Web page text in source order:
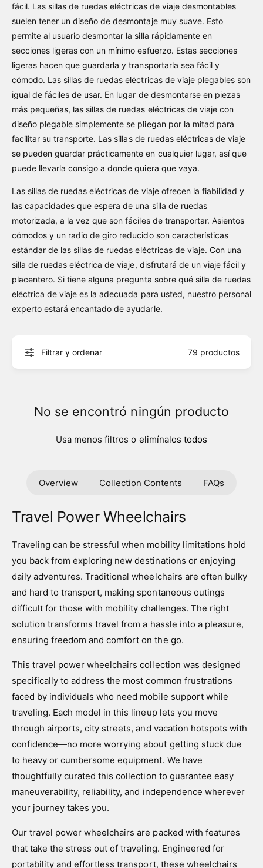
fácil. Las sillas de ruedas eléctricas de viaje desmontables
suelen tener un diseño de desmontaje muy suave. Esto
permite al usuario desmontar la silla rápidamente en
secciones ligeras con un mínimo esfuerzo. Estas secciones
ligeras hacen que guardarla y transportarla sea fácil y
cómodo. Las sillas de ruedas eléctricas de viaje plegables son
igual de fáciles de usar. En lugar de desmontarse en piezas
más pequeñas, las sillas de ruedas eléctricas de viaje con
diseño plegable simplemente se pliegan por la mitad para
facilitar su transporte. Las sillas de ruedas eléctricas de viaje
se pueden guardar prácticamente en cualquier lugar, así que
puede llevarla consigo a donde quiera que vaya.
Las sillas de ruedas eléctricas de viaje ofrecen la fiabilidad y
las capacidades que espera de una silla de ruedas
motorizada, a la vez que son fáciles de transportar. Asientos
cómodos y un radio de giro reducido son características
estándar de las sillas de ruedas eléctricas de viaje. Con una
silla de ruedas eléctrica de viaje, disfrutará de un viaje fácil y
placentero. Si tiene alguna pregunta sobre qué silla de ruedas
eléctrica de viaje es la adecuada para usted, nuestro personal
experto estará encantado de ayudarle.
Filtrar y ordenar 79 productos
No se encontró ningún producto
Usa menos filtros o elimínalos todos
Overview Collection Contents FAQs
Travel Power Wheelchairs
Traveling can be stressful when mobility limitations hold
you back from exploring new destinations or enjoying
daily adventures. Traditional wheelchairs are often bulky
and hard to transport, making spontaneous outings
difficult for those with mobility challenges. The right
solution transforms travel from a hassle into a pleasure,
ensuring freedom and comfort on the go.
This travel power wheelchairs collection was designed
specifically to address the most common frustrations
faced by individuals who need mobile support while
traveling. Each model in this lineup lets you move
through airports, city streets, and vacation hotspots with
confidence—no more worrying about getting stuck due
to heavy or cumbersome equipment. We have
thoughtfully curated this collection to guarantee easy
maneuverability, reliability, and independence wherever
your journey takes you.
Our travel power wheelchairs are packed with features
that take the stress out of traveling. Engineered for
portability and effortless transport, these wheelchairs